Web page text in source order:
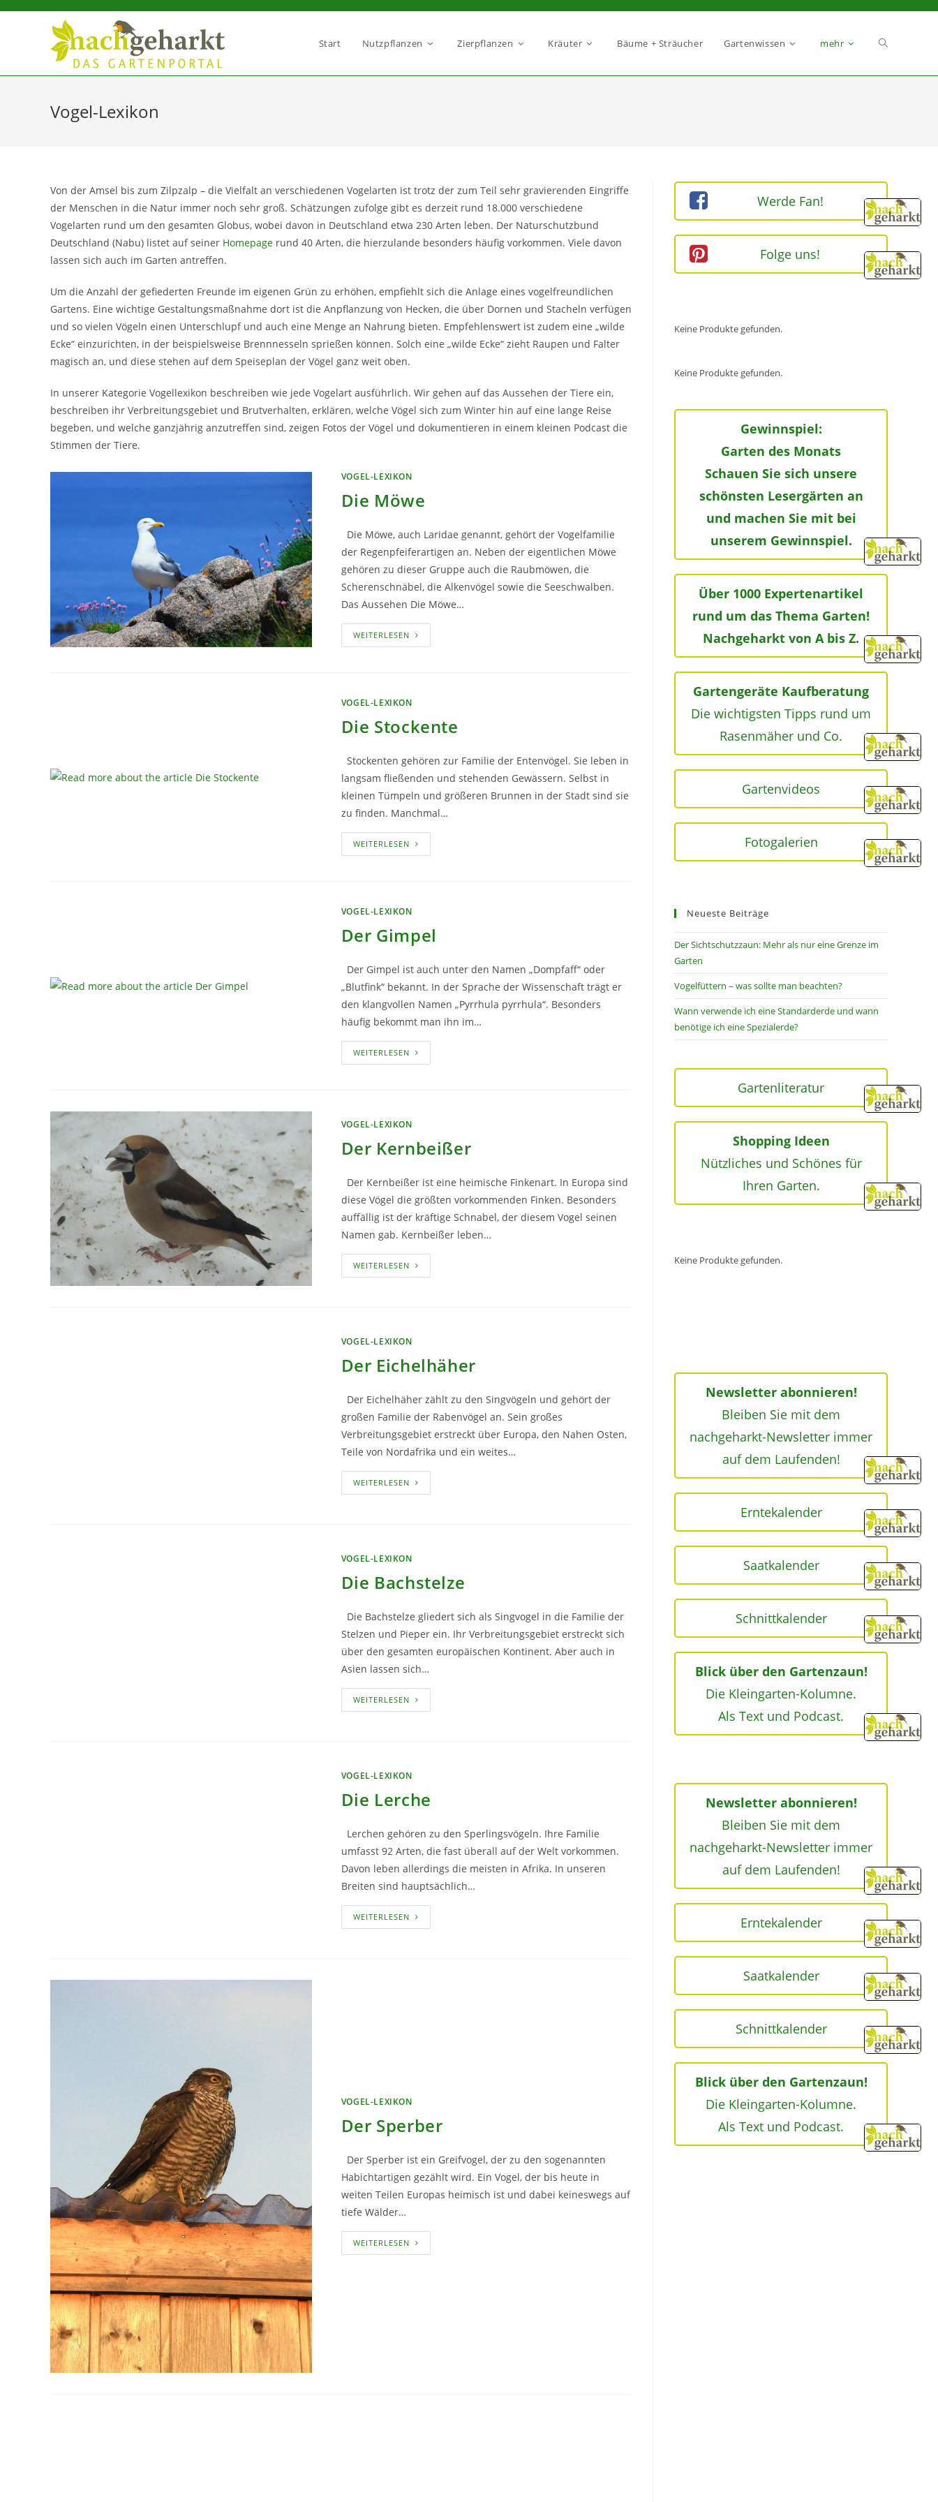
Sidebar-
Start Nutzpflanzen Zierpflanzen Kräuter Bäume + Sträucher Gartenwissen mehr
Vogel-Lexikon
Von der Amsel bis zum Zilpzalp – die Vielfalt an verschiedenen Vogelarten ist trotz der zum Teil sehr gravierenden Eingriffe
der Menschen in die Natur immer noch sehr groß. Schätzungen zufolge gibt es derzeit rund 18.000 verschiedene
Vogelarten rund um den gesamten Globus, wobei davon in Deutschland etwa 230 Arten leben. Der Naturschutzbund
Deutschland (Nabu) listet auf seiner Homepage rund 40 Arten, die hierzulande besonders häufig vorkommen. Viele davon
lassen sich auch im Garten antreffen.
Um die Anzahl der gefiederten Freunde im eigenen Grün zu erhöhen, empfiehlt sich die Anlage eines vogelfreundlichen
Gartens. Eine wichtige Gestaltungsmaßnahme dort ist die Anpflanzung von Hecken, die über Dornen und Stacheln verfügen
und so vielen Vögeln einen Unterschlupf und auch eine Menge an Nahrung bieten. Empfehlenswert ist zudem eine „wilde
Ecke“ einzurichten, in der beispielsweise Brennnesseln sprießen können. Solch eine „wilde Ecke“ zieht Raupen und Falter
magisch an, und diese stehen auf dem Speiseplan der Vögel ganz weit oben.
In unserer Kategorie Vogellexikon beschreiben wie jede Vogelart ausführlich. Wir gehen auf das Aussehen der Tiere ein,
beschreiben ihr Verbreitungsgebiet und Brutverhalten, erklären, welche Vögel sich zum Winter hin auf eine lange Reise
begeben, und welche ganzjährig anzutreffen sind, zeigen Fotos der Vögel und dokumentieren in einem kleinen Podcast die
Stimmen der Tiere.
VOGEL-LEXIKON
Die Möwe
Die Möwe, auch Laridae genannt, gehört der Vogelfamilie
der Regenpfeiferartigen an. Neben der eigentlichen Möwe
gehören zu dieser Gruppe auch die Raubmöwen, die
Scherenschnäbel, die Alkenvögel sowie die Seeschwalben.
Das Aussehen Die Möwe…
WEITERLESENDIE
MÖWE
VOGEL-LEXIKON
Die Stockente
Stockenten gehören zur Familie der Entenvögel. Sie leben in
langsam fließenden und stehenden Gewässern. Selbst in
kleinen Tümpeln und größeren Brunnen in der Stadt sind sie
zu finden. Manchmal…
WEITERLESENDIE
STOCKENTE
VOGEL-LEXIKON
Der Gimpel
Der Gimpel ist auch unter den Namen „Dompfaff“ oder
„Blutfink“ bekannt. In der Sprache der Wissenschaft trägt er
den klangvollen Namen „Pyrrhula pyrrhula“. Besonders
häufig bekommt man ihn im…
WEITERLESENDER
GIMPEL
VOGEL-LEXIKON
Der Kernbeißer
Der Kernbeißer ist eine heimische Finkenart. In Europa sind
diese Vögel die größten vorkommenden Finken. Besonders
auffällig ist der kräftige Schnabel, der diesem Vogel seinen
Namen gab. Kernbeißer leben…
WEITERLESENDER
KERNBEISSER
VOGEL-LEXIKON
Der Eichelhäher
Der Eichelhäher zählt zu den Singvögeln und gehört der
großen Familie der Rabenvögel an. Sein großes
Verbreitungsgebiet erstreckt über Europa, den Nahen Osten,
Teile von Nordafrika und ein weites…
WEITERLESENDER
EICHELHÄHER
VOGEL-LEXIKON
Die Bachstelze
Die Bachstelze gliedert sich als Singvogel in die Familie der
Stelzen und Pieper ein. Ihr Verbreitungsgebiet erstreckt sich
über den gesamten europäischen Kontinent. Aber auch in
Asien lassen sich…
WEITERLESENDIE
BACHSTELZE
VOGEL-LEXIKON
Die Lerche
Lerchen gehören zu den Sperlingsvögeln. Ihre Familie
umfasst 92 Arten, die fast überall auf der Welt vorkommen.
Davon leben allerdings die meisten in Afrika. In unseren
Breiten sind hauptsächlich…
WEITERLESENDIE
LERCHE
VOGEL-LEXIKON
Der Sperber
Der Sperber ist ein Greifvogel, der zu den sogenannten
Habichtartigen gezählt wird. Ein Vogel, der bis heute in
weiten Teilen Europas heimisch ist und dabei keineswegs auf
tiefe Wälder…
WEITERLESENDER
SPERBER
Werde Fan!
Folge uns!
Keine Produkte gefunden.
Keine Produkte gefunden.
Gewinnspiel:
Garten des Monats
Schauen Sie sich unsere
schönsten Lesergärten an
und machen Sie mit bei
unserem Gewinnspiel.
Über 1000 Expertenartikel
rund um das Thema Garten!
Nachgeharkt von A bis Z.
Gartengeräte Kaufberatung
Die wichtigsten Tipps rund um
Rasenmäher und Co.
Gartenvideos
Fotogalerien
Neueste Beiträge
Der Sichtschutzzaun: Mehr als nur eine Grenze im
Garten
Vogelfüttern – was sollte man beachten?
Wann verwende ich eine Standarderde und wann
benötige ich eine Spezialerde?
Gartenliteratur
Shopping Ideen
Nützliches und Schönes für
Ihren Garten.
Keine Produkte gefunden.
Newsletter abonnieren!
Bleiben Sie mit dem
nachgeharkt-Newsletter immer
auf dem Laufenden!
Erntekalender
Saatkalender
Schnittkalender
Blick über den Gartenzaun!
Die Kleingarten-Kolumne.
Als Text und Podcast.
Newsletter abonnieren!
Bleiben Sie mit dem
nachgeharkt-Newsletter immer
auf dem Laufenden!
Erntekalender
Saatkalender
Schnittkalender
Blick über den Gartenzaun!
Die Kleingarten-Kolumne.
Als Text und Podcast.